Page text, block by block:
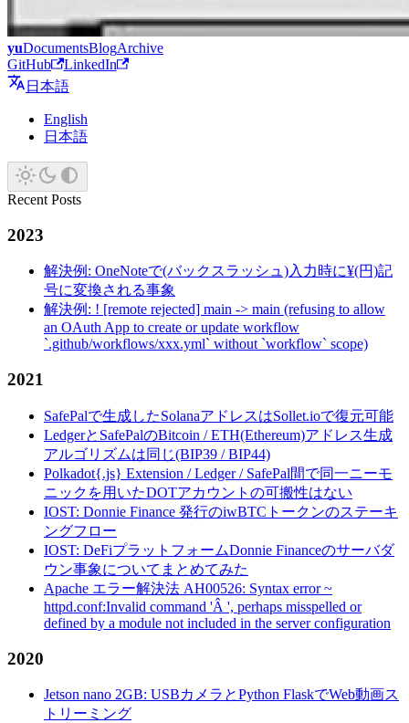
yuDocumentsBlogArchive
GitHub
LinkedIn
日本語
English
日本語
Recent Posts
2023
解決例: OneNoteで(バックスラッシュ)入力時に¥(円)記
号に変換される事象
解決例: ! [remote rejected] main -> main (refusing to allow
an OAuth App to create or update workflow
`.github/workflows/xxx.yml` without `workflow` scope)
2021
SafePalで生成したSolanaアドレスはSollet.ioで復元可能
LedgerとSafePalのBitcoin / ETH(Ethereum)アドレス生成
アルゴリズムは同じ(BIP39 / BIP44)
Polkadot{.js} Extension / Ledger / SafePal間で同一ニーモ
ニックを用いたDOTアカウントの可搬性はない
IOST: Donnie Finance 発行のiwBTCトークンのステーキ
ングフロー
IOST: DeFiプラットフォームDonnie Financeのサーバダ
ウン事象についてまとめてみた
Apache エラー解決法 AH00526: Syntax error ~
httpd.conf:Invalid command 'Â ', perhaps misspelled or
defined by a module not included in the server configuration
2020
Jetson nano 2GB: USBカメラとPython FlaskでWeb動画ス
トリーミング